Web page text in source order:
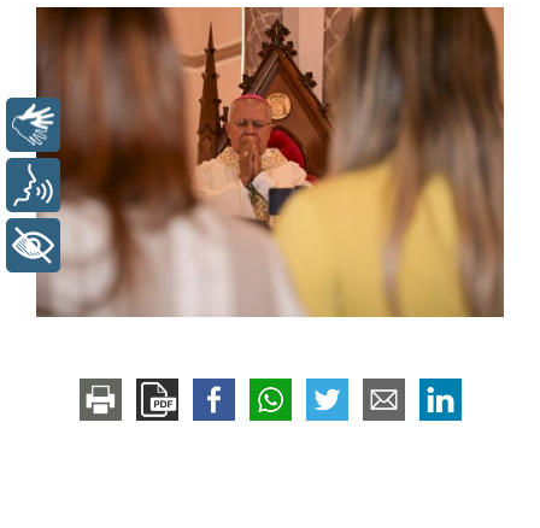
Libras
Voz
+ Acessibilidade